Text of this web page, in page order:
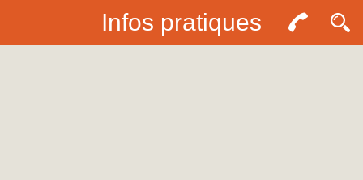
Infos pratiques